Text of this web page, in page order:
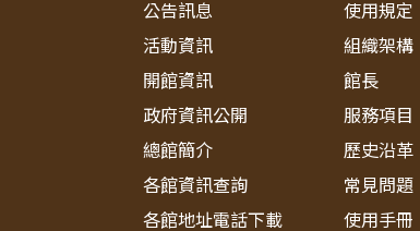
公告訊息
活動資訊
開館資訊
政府資訊公開
總館簡介
各館資訊查詢
各館地址電話下載
使用規定
組織架構
館長
服務項目
歷史沿革
常見問題
使用手冊